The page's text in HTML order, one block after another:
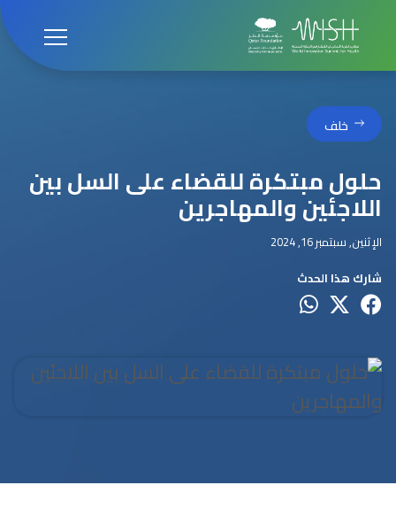
خلف
حلول مبتكرة للقضاء على السل بين
اللاجئين والمهاجرين
الإثنين, سبتمبر 16, 2024
شارك هذا الحدث